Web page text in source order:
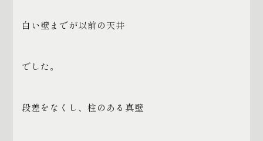
白い壁までが以前の天井
でした。
段差をなくし、柱のある真壁